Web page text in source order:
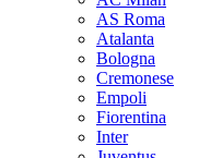
AS Roma
Atalanta
Bologna
Cremonese
Empoli
Fiorentina
Inter